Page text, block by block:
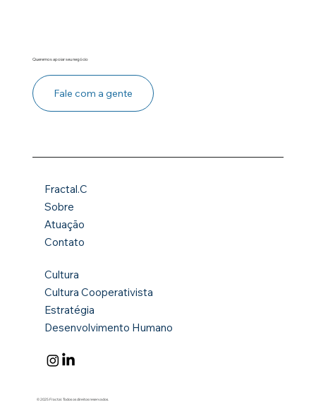
Queremos apoiar seu negócio
Fale com a gente
Fractal.C
Sobre
Atuação
Contato
Cultura
Cultura Cooperativista
Estratégia
Desenvolvimento Humano
© 2025 Fractal. Todos os direitos reservados.